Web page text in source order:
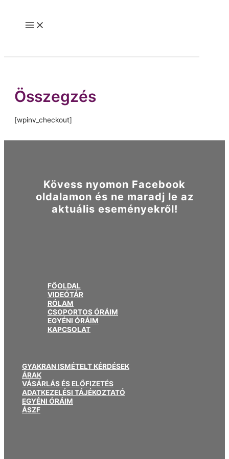
content
Main
Összegzés
[wpinv_checkout]
Kövess nyomon Facebook
oldalamon és ne maradj le az
aktuális eseményekről!
FŐOLDAL
VIDEÓTÁR
RÓLAM
CSOPORTOS ÓRÁIM
EGYÉNI ÓRÁIM
KAPCSOLAT
GYAKRAN ISMÉTELT KÉRDÉSEK
ÁRAK
VÁSÁRLÁS ÉS ELŐFIZETÉS
ADATKEZELÉSI TÁJÉKOZTATÓ
EGYÉNI ÓRÁIM
ÁSZF